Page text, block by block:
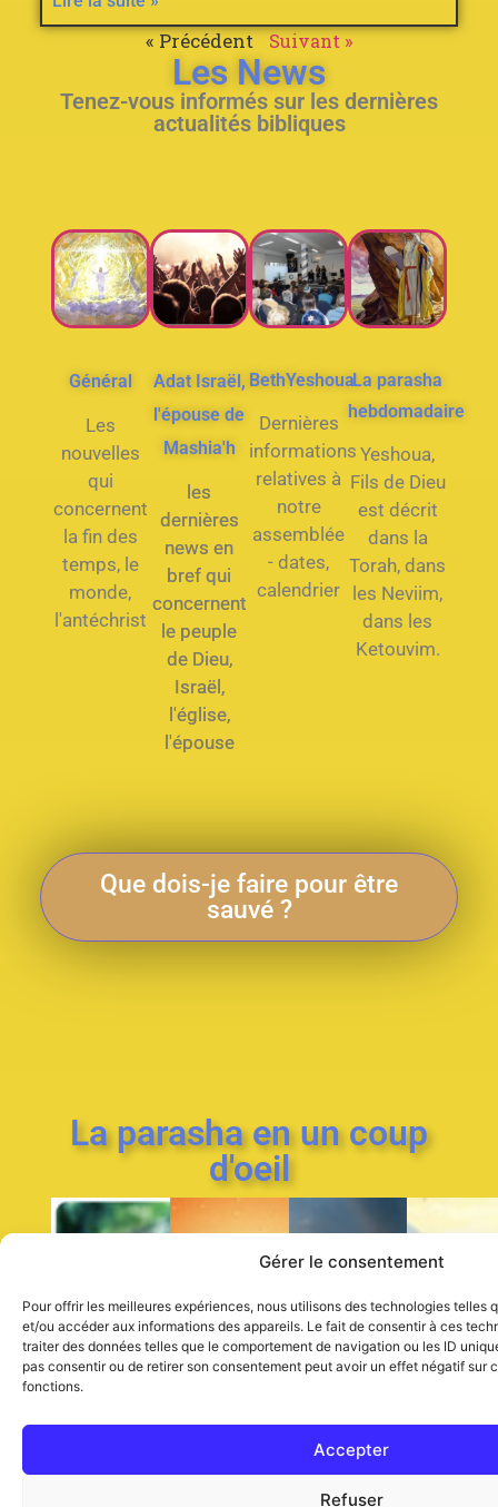
Gérer le consentement
Pour offrir les meilleures expériences, nous utilisons des technologies telles
et/ou accéder aux informations des appareils. Le fait de consentir à ces
traiter des données telles que le comportement de navigation ou les ID
pas consentir ou de retirer son consentement peut avoir un effet négatif sur
fonctions.
Accepter
Refuser
« Précédent Suivant »
Les News
Tenez-vous informés sur les dernières
actualités bibliques
Général
Les
nouvelles
qui
concernent
la fin des
temps, le
monde,
l'antéchrist
Adat Israël,
l'épouse de
Mashia'h
les
dernières
news en
bref qui
concernent
le peuple
de Dieu,
Israël,
l'église,
l'épouse
BethYeshoua
Dernières
informations
relatives à
notre
assemblée
- dates,
calendrier
La parasha
hebdomadaire
Yeshoua,
Fils de Dieu
est décrit
dans la
Torah, dans
les Neviim,
dans les
Ketouvim.
Que dois-je faire pour être
sauvé ?
La parasha en un coup
d'oeil
Parasha
du
Shemot
Parasha
du
livre
Vayiqra
Parasha
du
livredu
du